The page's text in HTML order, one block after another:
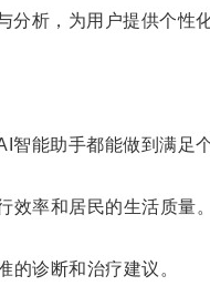
析，为用户提供个性化
能助手都能做到满足个
率和居民的生活质量。
诊断和治疗建议。